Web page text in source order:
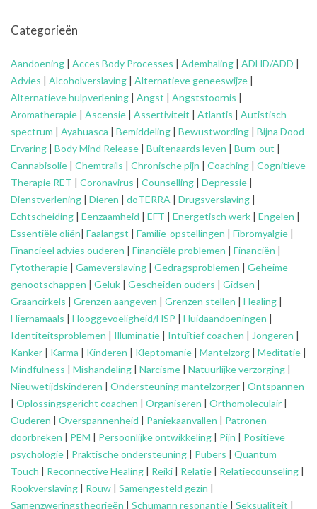
Categorieën
Aandoening | Acces Body Processes | Ademhaling | ADHD/ADD |
Advies | Alcoholverslaving | Alternatieve geneeswijze |
Alternatieve hulpverlening | Angst | Angststoornis |
Aromatherapie | Ascensie | Assertiviteit | Atlantis | Autistisch
spectrum | Ayahuasca | Bemiddeling | Bewustwording | Bijna Dood
Ervaring | Body Mind Release | Buitenaards leven | Burn-out |
Cannabisolie | Chemtrails | Chronische pijn | Coaching | Cognitieve
Therapie RET | Coronavirus | Counselling | Depressie |
Dienstverlening | Dieren | doTERRA | Drugsverslaving |
Echtscheiding | Eenzaamheid | EFT | Energetisch werk | Engelen |
Essentiële oliën| Faalangst | Familie-opstellingen | Fibromyalgie |
Financieel advies ouderen | Financiële problemen | Financiën |
Fytotherapie | Gameverslaving | Gedragsproblemen | Geheime
genootschappen | Geluk | Gescheiden ouders | Gidsen |
Graancirkels | Grenzen aangeven | Grenzen stellen | Healing |
Hiernamaals | Hooggevoeligheid/HSP | Huidaandoeningen |
Identiteitsproblemen | Illuminatie | Intuïtief coachen | Jongeren |
Kanker | Karma | Kinderen | Kleptomanie | Mantelzorg | Meditatie |
Mindfulness | Mishandeling | Narcisme | Natuurlijke verzorging |
Nieuwetijdskinderen | Ondersteuningmantelzorger | Ontspannen
| Oplossingsgericht coachen | Organiseren | Orthomoleculair |
Ouderen | Overspannenheid | Paniekaanvallen | Patronen
doorbreken | PEM | Persoonlijke ontwikkeling | Pijn | Positieve
psychologie | Praktische ondersteuning | Pubers | Quantum
Touch | Reconnective Healing | Reiki | Relatie | Relatiecounseling |
Rookverslaving | Rouw | Samengesteld gezin |
Samenzweringstheorieën | Schumann resonantie | Seksualiteit |